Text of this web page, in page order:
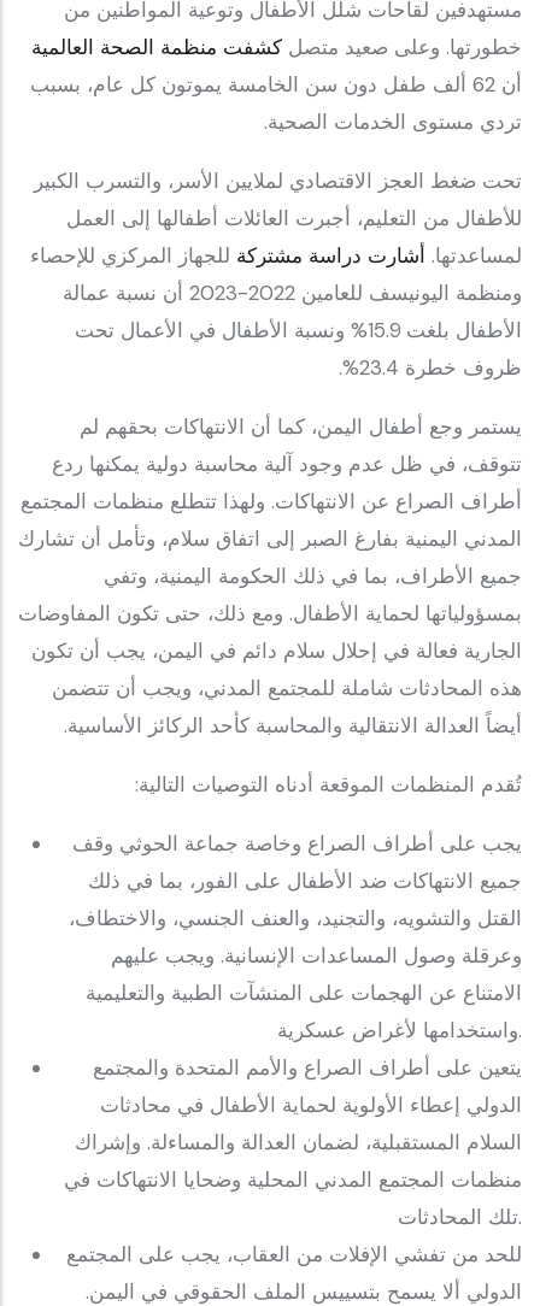
مستهدفين لقاحات شلل الأطفال وتوعية المواطنين من
خطورتها. وعلى صعيد متصل كشفت منظمة الصحة العالمية
أن 62 ألف طفل دون سن الخامسة يموتون كل عام، بسبب
تردي مستوى الخدمات الصحية.
تحت ضغط العجز الاقتصادي لملايين الأسر، والتسرب الكبير
للأطفال من التعليم، أجبرت العائلات أطفالها إلى العمل
لمساعدتها. أشارت دراسة مشتركة للجهاز المركزي للإحصاء
ومنظمة اليونيسف للعامين 2022-2023 أن نسبة عمالة
الأطفال بلغت 15.9% ونسبة الأطفال في الأعمال تحت
ظروف خطرة 23.4%.
يستمر وجع أطفال اليمن، كما أن الانتهاكات بحقهم لم
تتوقف، في ظل عدم وجود آلية محاسبة دولية يمكنها ردع
أطراف الصراع عن الانتهاكات. ولهذا تتطلع منظمات المجتمع
المدني اليمنية بفارغ الصبر إلى اتفاق سلام، وتأمل أن تشارك
جميع الأطراف، بما في ذلك الحكومة اليمنية، وتفي
بمسؤولياتها لحماية الأطفال. ومع ذلك، حتى تكون المفاوضات
الجارية فعالة في إحلال سلام دائم في اليمن، يجب أن تكون
هذه المحادثات شاملة للمجتمع المدني، ويجب أن تتضمن
أيضاً العدالة الانتقالية والمحاسبة كأحد الركائز الأساسية.
تُقدم المنظمات الموقعة أدناه التوصيات التالية:
يجب على أطراف الصراع وخاصة جماعة الحوثي وقف
جميع الانتهاكات ضد الأطفال على الفور، بما في ذلك
القتل والتشويه، والتجنيد، والعنف الجنسي، والاختطاف،
وعرقلة وصول المساعدات الإنسانية. ويجب عليهم
الامتناع عن الهجمات على المنشآت الطبية والتعليمية
واستخدامها لأغراض عسكرية.
يتعين على أطراف الصراع والأمم المتحدة والمجتمع
الدولي إعطاء الأولوية لحماية الأطفال في محادثات
السلام المستقبلية، لضمان العدالة والمساءلة. وإشراك
منظمات المجتمع المدني المحلية وضحايا الانتهاكات في
تلك المحادثات.
للحد من تفشي الإفلات من العقاب، يجب على المجتمع
الدولي ألا يسمح بتسييس الملف الحقوقي في اليمن.